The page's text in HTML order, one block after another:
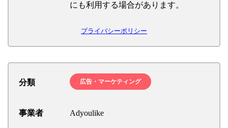
にも利用する場合があります。
プライバシーポリシー
分類 広告・マーケティング
事業者 Adyoulike